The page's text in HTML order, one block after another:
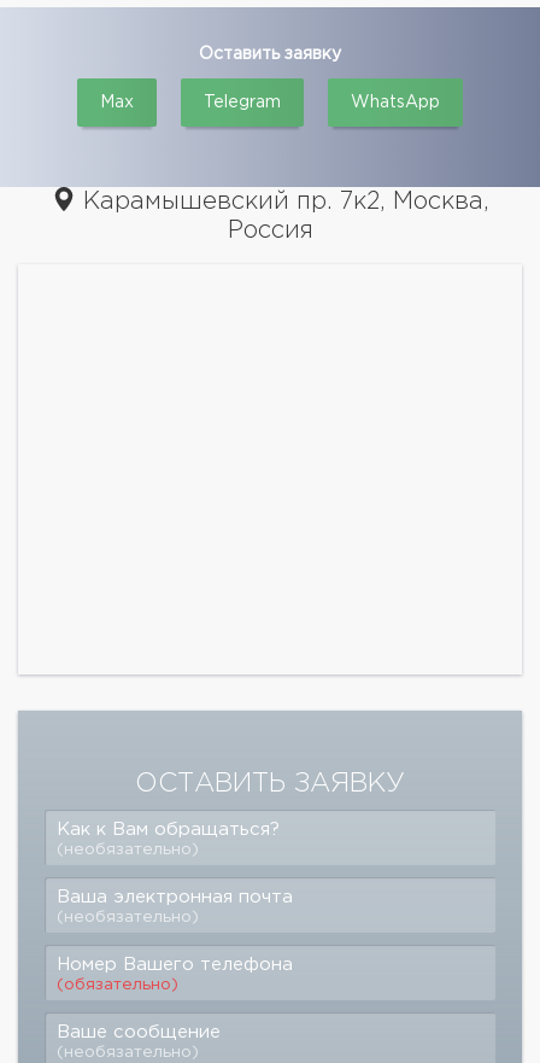
Оставить заявку
Max Telegram WhatsApp
Карамышевский пр. 7к2, Москва,
Россия
ОСТАВИТЬ ЗАЯВКУ
Как к Вам обращаться?
(необязательно)
Ваша электронная почта
(необязательно)
Номер Вашего телефона
(обязательно)
Ваше сообщение
(необязательно)